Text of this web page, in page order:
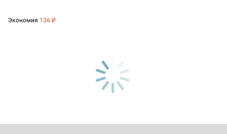
Экономия 136 ₽